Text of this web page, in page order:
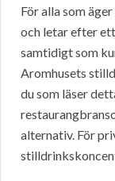
För alla som
och letar efter
samtidigt som
Aromhusets
du som läser
alternativ. För